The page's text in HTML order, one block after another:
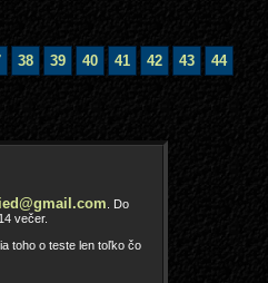
38 39 40 41 42 43 44
. Do
večer.
toho o teste len toľko čo